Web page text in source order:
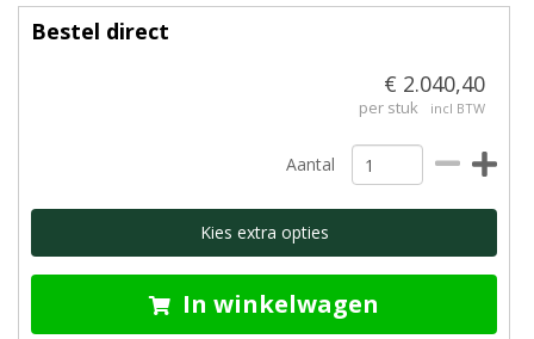
Bestel direct
€ 2.040,40
per stuk incl BTW
Aantal
Kies extra opties
In winkelwagen